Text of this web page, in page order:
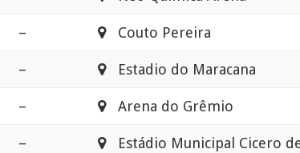
– Couto Pereira
– Estadio do Maracana
– Arena do Grêmio
– Estádio Municipal Cicero